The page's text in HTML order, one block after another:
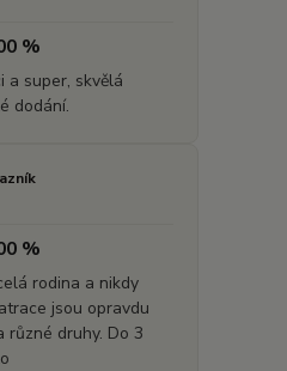
%
a super, skvělá
dodání.
%
rodina a nikdy
jsou opravdu
různé druhy. Do 3